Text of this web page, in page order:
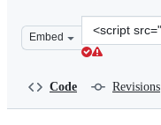
Embed
Clone
this
Code Revisions